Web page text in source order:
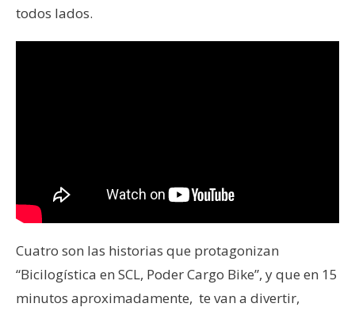
todos lados.
Cuatro son las historias que protagonizan
“Bicilogística en SCL, Poder Cargo Bike”, y que en 15
minutos aproximadamente, te van a divertir,